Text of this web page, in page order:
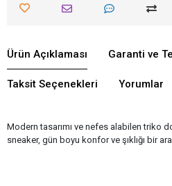
Ürün Açıklaması Garanti ve
Taksit Seçenekleri Yorumlar
Modern tasarımı ve nefes alabilen triko
sneaker, gün boyu konfor ve şıklığı bir